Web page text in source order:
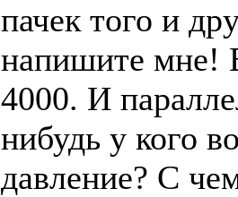
пачек того и
напишите мне!
4000. И
нибудь у кого
давление? С